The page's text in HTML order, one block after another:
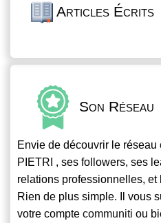
Articles Écrits
Son Réseau
Envie de découvrir le réseau
PIETRI , ses followers, ses
relations professionnelles, et
Rien de plus simple. Il vous
votre compte communiti ou